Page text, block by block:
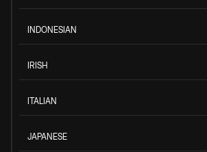
INDONESIAN
IRISH
ITALIAN
JAPANESE